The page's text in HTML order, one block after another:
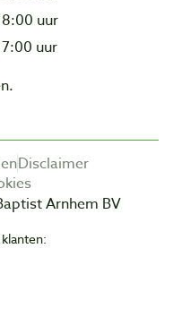
uur
uur
Disclaimer
Arnhem BV